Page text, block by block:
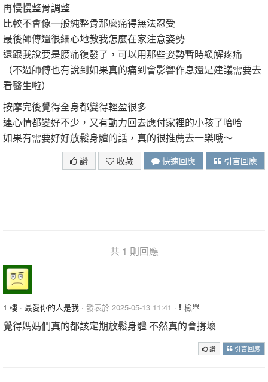
再慢慢整骨調整
比較不會像一般純整骨那麼痛得無法忍受
最後師傅還很細心地教我怎麼在家注意姿勢
還跟我說要是腰痛復發了，可以用那些姿勢暫時緩解疼痛
（不過師傅也有說到如果真的痛到會影響作息還是建議需要去
看醫生啦）
按摩完後覺得全身都變得輕盈很多
連心情都變好不少，又有動力回去應付家裡的小孩了哈哈
如果有需要好好放鬆身體的話，真的很推薦去一樂哦～
讚 收藏 快速回應 引言回應
共 1 則回應
1 樓 · 最愛你的人是我 · 發表於 2025-05-13 11:41 · 檢舉
覺得媽媽們真的都該定期放鬆身體 不然真的會撐壞
讚 引言回應